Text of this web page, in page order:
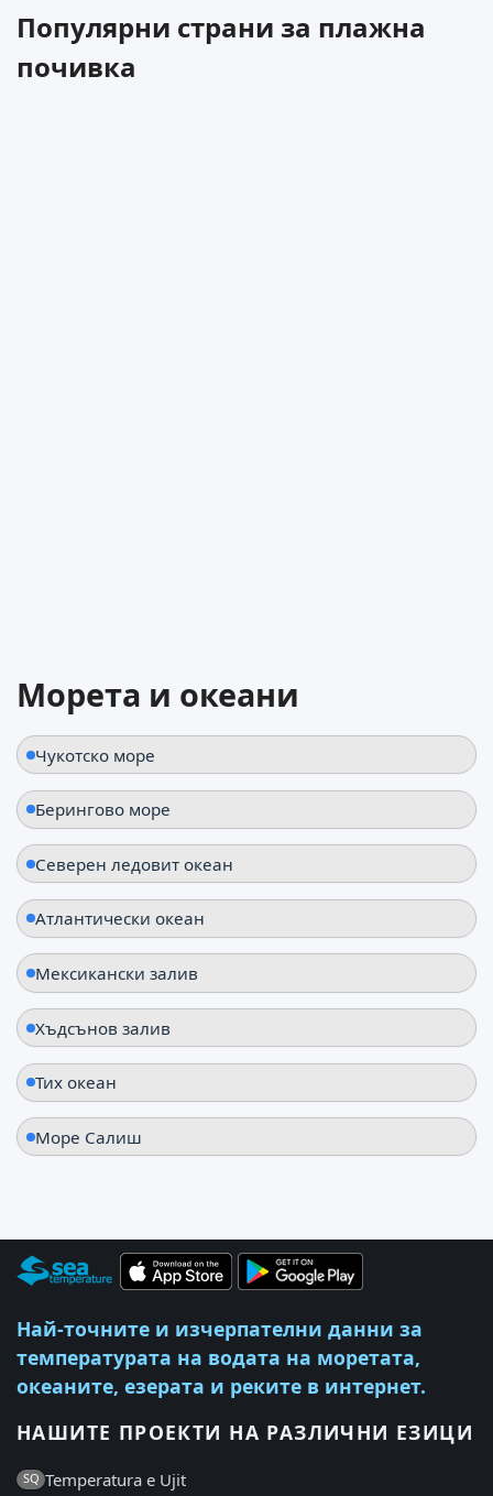
Популярни страни за плажна
почивка
Морета и океани
Чукотско море
Берингово море
Северен ледовит океан
Атлантически океан
Мексикански залив
Хъдсънов залив
Тих океан
Море Салиш
Най-точните и изчерпателни данни за
температурата на водата на моретата,
океаните, езерата и реките в интернет.
НАШИТЕ ПРОЕКТИ НА РАЗЛИЧНИ ЕЗИЦИ
SQ Temperatura e Ujit